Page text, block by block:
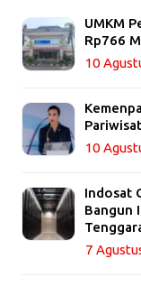
UMKM
Rp766
10
10
Indosat
Bangun
7